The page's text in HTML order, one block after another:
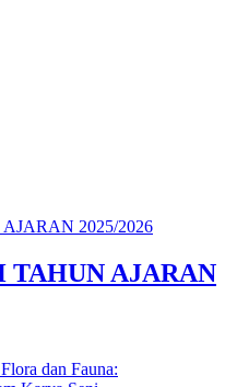
TAHUN AJARAN